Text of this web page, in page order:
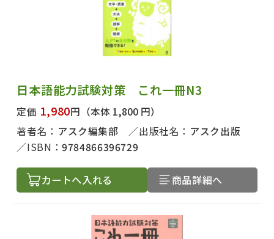
日本語能力試験対策 これ一冊N3
定価 1,980円 （本体 1,800 円）
著者名： アスク編集部 出版社名： アスク出版
ISBN：9784866396729
カートへ入れる 商品詳細へ